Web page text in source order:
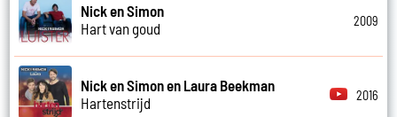
Nick en Simon
Hart van goud
2009
Nick en Simon en Laura Beekman
Hartenstrijd
2016